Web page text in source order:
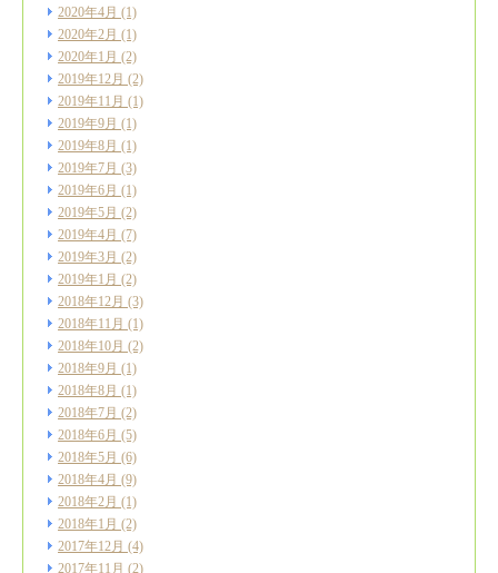
2020年4月 (1)
2020年2月 (1)
2020年1月 (2)
2019年12月 (2)
2019年11月 (1)
2019年9月 (1)
2019年8月 (1)
2019年7月 (3)
2019年6月 (1)
2019年5月 (2)
2019年4月 (7)
2019年3月 (2)
2019年1月 (2)
2018年12月 (3)
2018年11月 (1)
2018年10月 (2)
2018年9月 (1)
2018年8月 (1)
2018年7月 (2)
2018年6月 (5)
2018年5月 (6)
2018年4月 (9)
2018年2月 (1)
2018年1月 (2)
2017年12月 (4)
2017年11月 (2)